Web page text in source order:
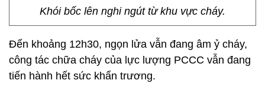
Khói bốc lên nghi ngút từ khu vực cháy.
Đến khoảng 12h30, ngọn lửa vẫn đang âm ỷ cháy,
công tác chữa cháy của lực lượng PCCC vẫn đang
tiến hành hết sức khẩn trương.